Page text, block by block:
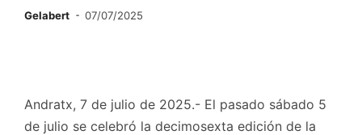
Gelabert 07/07/2025
Andratx, 7 de julio de 2025.- El pasado sábado 5
de julio se celebró la decimosexta edición de la